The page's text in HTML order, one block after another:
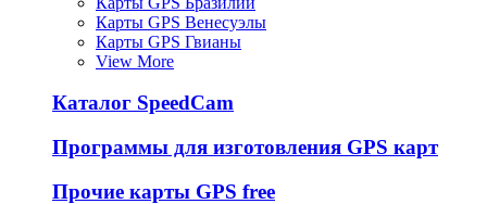
Карты GPS Венесуэлы
Карты GPS Гвианы
View More
Каталог SpeedCam
Программы для изготовления GPS карт
Прочие карты GPS free